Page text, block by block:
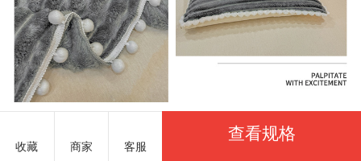
收藏 商家 客服
查看规格